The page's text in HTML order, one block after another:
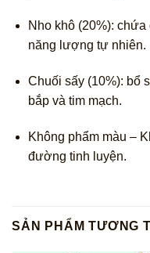
Nho khô (20%):
năng lượng tự nhiên.
Chuối sấy (10%): bổ
bắp và tim mạch.
Không phẩm màu –
đường tinh luyện.
SẢN PHẨM TƯƠNG